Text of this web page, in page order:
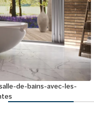
de-bains-avec-les-